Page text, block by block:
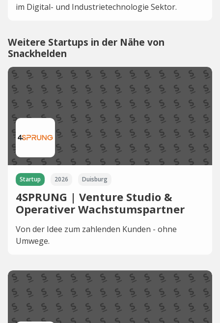
im Digital- und Industrietechnologie Sektor.
Weitere Startups in der Nähe von
Snackhelden
Startup 2026 Duisburg
4SPRUNG | Venture Studio &
Operativer Wachstumspartner
Von der Idee zum zahlenden Kunden - ohne
Umwege.